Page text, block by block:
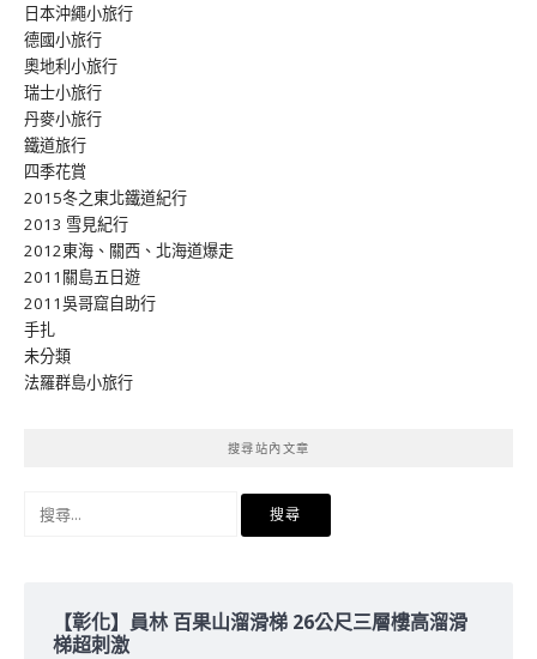
日本沖繩小旅行
德國小旅行
奧地利小旅行
瑞士小旅行
丹麥小旅行
鐵道旅行
四季花賞
2015冬之東北鐵道紀行
2013 雪見紀行
2012東海、關西、北海道爆走
2011關島五日遊
2011吳哥窟自助行
手扎
未分類
法羅群島小旅行
搜尋站內文章
【彰化】員林 百果山溜滑梯 26公尺三層樓高溜滑
梯超刺激